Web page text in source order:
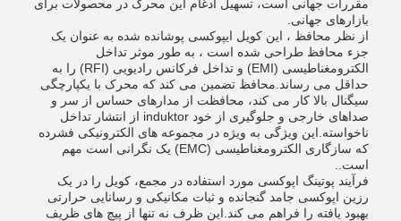
مقررات جهانی است، تسهیل ادغام این محرک در محصولات برای
بازارهای جهانی.
از نظر محافظ ، این کویل ایپوکسی پوشانده شده به عنوان یک
جزء محافظ طراحی شده است ، به طور موثر تداخل
الکترومغناطیسی (EMI) و تداخل فرکانس رادیویی (RFI) را به
حداقل می رساند.محافظ تضمین می کند که محرک با یکپارچگی
سیگنال بالا کار می کند، محافظت از مدارهای حساس از سر و
صداهای خارجی و جلوگیری از خود induktor از انتشار تداخل
ناخواسته.این ویژگی به ویژه در مجموعه های الکترونیکی فشرده
که سازگاری الکترومغناطیسی (EMC) یک نگرانی است مهم
است..
فرآیند پوتینگ اپوکسی مورد استفاده در مجمع، کویل را در یک
رزین اپوکسی جامد گنجانده و ثبات مکانیکی و رسانایی حرارتی
بهبود یافته را فراهم می کند.این ظرف نه تنها از پیچ های ظریف